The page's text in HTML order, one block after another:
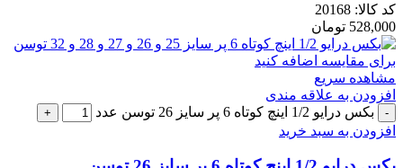
کد کالا: 20168
528,000 تومان
برای مقایسه اضافه کنید
مشاهده سریع
افزودن به علاقه مندی
بکس درایو 1/2 اینچ کوتاه 6 پر سایز 26 توسن عدد
افزودن به سبد خرید